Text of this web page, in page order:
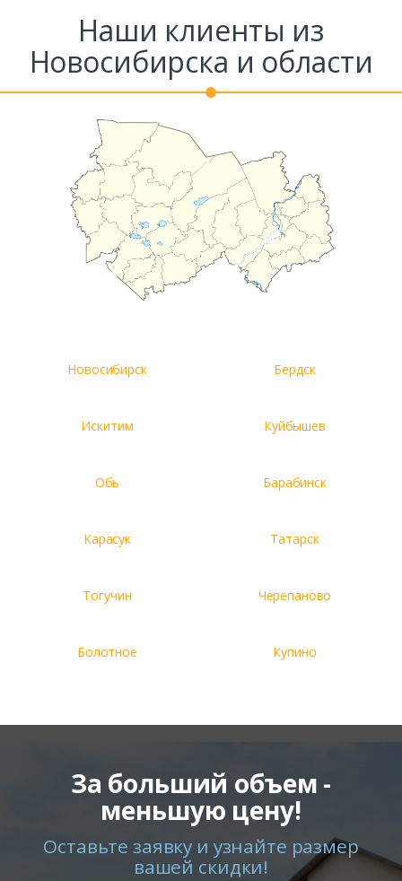
Комментарий к заказу
Наши клиенты из
Новосибирска и области
Новосибирск Бердск
Искитим Куйбышев
Обь Барабинск
Карасук Татарск
Тогучин Черепаново
Болотное Купино
За больший объем -
меньшую цену!
Оставьте заявку и узнайте размер
вашей скидки!